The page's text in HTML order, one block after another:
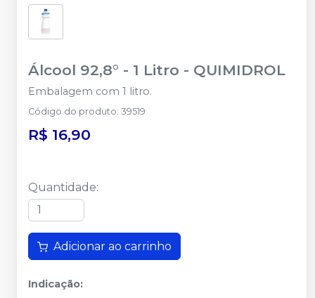
Álcool 92,8° - 1 Litro - QUIMIDROL
Embalagem com 1 litro.
Código do produto: 39519
R$ 16,90
Quantidade:
Adicionar ao carrinho
Indicação: